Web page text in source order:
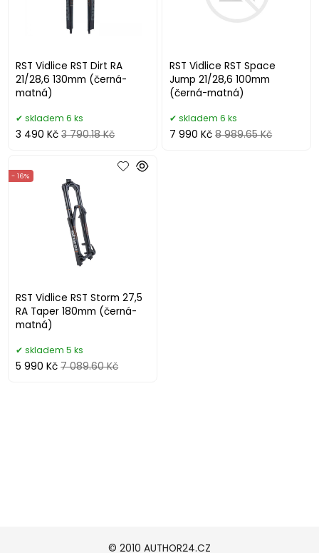
RST Vidlice RST Dirt RA
21/28,6 130mm (černá-
matná)
skladem 6 ks
3 490 Kč 3 790.18 Kč
RST Vidlice RST Space
Jump 21/28,6 100mm
(černá-matná)
skladem 6 ks
7 990 Kč 8 989.65 Kč
RST Vidlice RST Storm 27,5
RA Taper 180mm (černá-
matná)
- 16%
skladem 5 ks
5 990 Kč 7 089.60 Kč
© 2010 AUTHOR24.CZ